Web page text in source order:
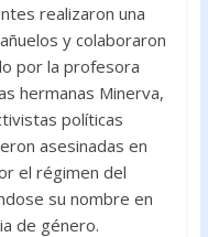
realizaron una
y colaboraron
por la profesora
hermanas Minerva,
políticas
asesinadas en
el régimen del
su nombre en
de género.